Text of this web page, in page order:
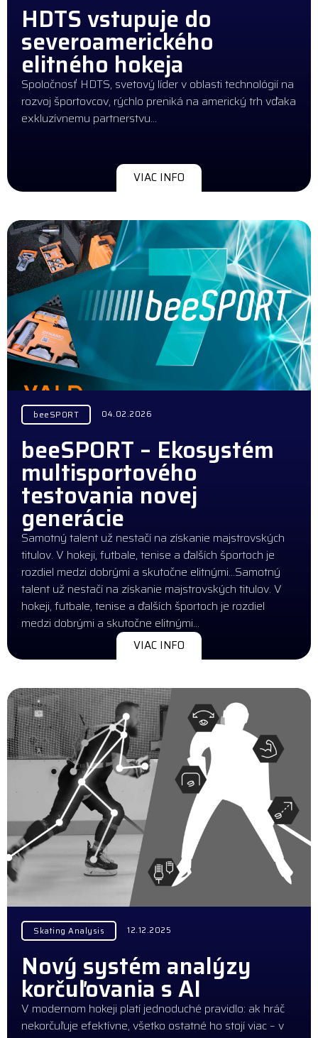
HDTS vstupuje do
severoamerického
elitného hokeja
Spoločnosť HDTS, svetový líder v oblasti technológií na
rozvoj športovcov, rýchlo preniká na americký trh vďaka
exkluzívnemu partnerstvu…
VIAC INFO
beeSPORT 04.02.2026
beeSPORT – Ekosystém
multisportového
testovania novej
generácie
Samotný talent už nestačí na získanie majstrovských
titulov. V hokeji, futbale, tenise a ďalších športoch je
rozdiel medzi dobrými a skutočne elitnými…Samotný
talent už nestačí na získanie majstrovských titulov. V
hokeji, futbale, tenise a ďalších športoch je rozdiel
medzi dobrými a skutočne elitnými…
VIAC INFO
Skating Analysis 12.12.2025
Nový systém analýzy
korčuľovania s AI
V modernom hokeji platí jednoduché pravidlo: ak hráč
nekorčuľuje efektívne, všetko ostatné ho stojí viac – v